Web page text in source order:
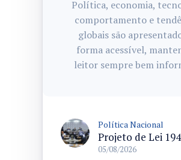
Política, economia,
comportamento e
globais são
forma acessível,
leitor sempre bem
Política Nacional
05/08/2026